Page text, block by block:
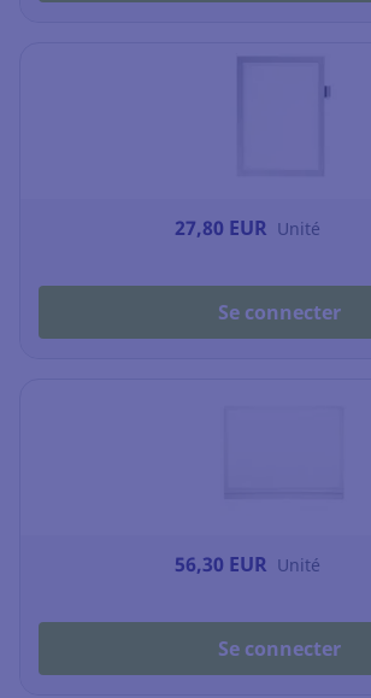
27,80 EUR Unité
Se connecter
56,30 EUR Unité
Se connecter